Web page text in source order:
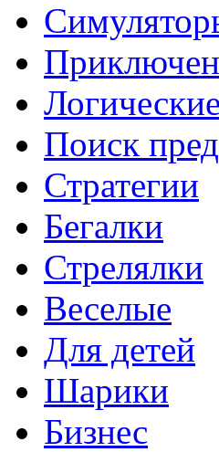
Логические
Поиск
Стратегии
Бегалки
Стрелялки
Веселые
Для детей
Шарики
Бизнес